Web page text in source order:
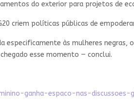
do exterior para projetos de
criem políticas públicas de
às mulheres negras,
esse momento — conclui.
ganha-espaco-nas-discussoes-